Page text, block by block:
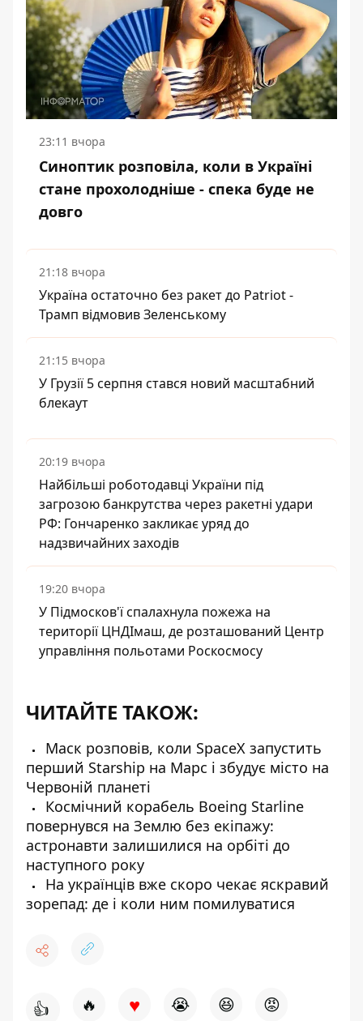
23:11 вчора
Синоптик розповіла, коли в Україні
стане прохолодніше - спека буде не
довго
21:18 вчора
Україна остаточно без ракет до Patriot -
Трамп відмовив Зеленському
21:15 вчора
У Грузії 5 серпня стався новий масштабний
блекаут
20:19 вчора
Найбільші роботодавці України під
загрозою банкрутства через ракетні удари
РФ: Гончаренко закликає уряд до
надзвичайних заходів
19:20 вчора
У Підмосков'ї спалахнула пожежа на
території ЦНДІмаш, де розташований Центр
управління польотами Роскосмосу
ЧИТАЙТЕ ТАКОЖ:
Маск розповів, коли SpaceX запустить
перший Starship на Марс і збудує місто на
Червоній планеті
Космічний корабель Boeing Starline
повернувся на Землю без екіпажу:
астронавти залишилися на орбіті до
наступного року
На українців вже скоро чекає яскравий
зорепад: де і коли ним помилуватися
👍 🔥 ♥ 😭 😆 😡